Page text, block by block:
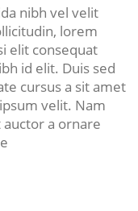
nibh vel velit
lorem
elit consequat
id elit. Duis sed
cursus a sit amet
velit. Nam
a ornare